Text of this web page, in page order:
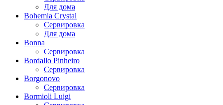
Для дома
Bohemia Crystal
Сервировка
Для дома
Bonna
Сервировка
Bordallo Pinheiro
Сервировка
Borgonovo
Сервировка
Bormioli Luigi